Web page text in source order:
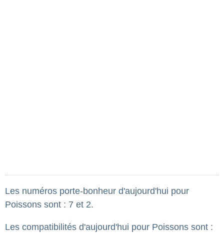
Les numéros porte-bonheur d'aujourd'hui pour
Poissons sont : 7 et 2.
Les compatibilités d'aujourd'hui pour Poissons sont :